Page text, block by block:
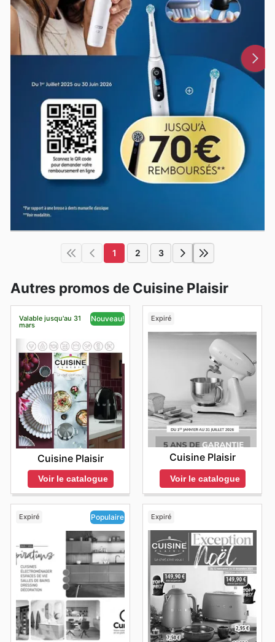
1 2 3
Autres promos de Cuisine Plaisir
Valable jusqu'au 31
mars
Nouveau!
Cuisine Plaisir
Voir le catalogue
Expiré
Cuisine Plaisir
Voir le catalogue
Expiré Populaire Expiré